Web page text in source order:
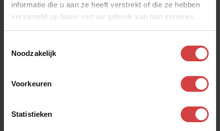
informatie die u aan ze heeft verstrekt of die ze hebben
verzameld op basis van uw gebruik van hun services.
Noodzakelijk
Voorkeuren
Statistieken